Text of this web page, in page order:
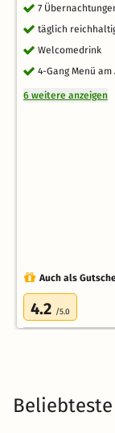
7
täglich
Welcomedrink
4-Gang Menü
6 weitere anzeigen
Auch als
4.2 /5.0